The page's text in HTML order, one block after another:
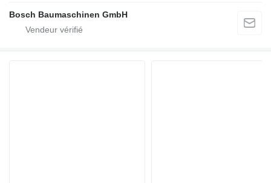
Bosch Baumaschinen GmbH